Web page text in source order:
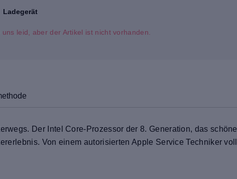
Ladegerät
uns leid, aber der Artikel ist nicht vorhanden.
Der Intel Core-Prozessor der 8. Generation, das
Von einem autorisierten Apple Service Techniker